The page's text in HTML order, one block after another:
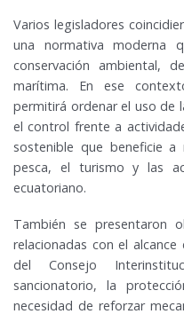
Varios legisladores
una normativa moderna
conservación ambiental,
marítima. En ese
permitirá ordenar el uso de
el control frente a
sostenible que beneficie
pesca, el turismo y las
ecuatoriano.
También se presentaron
relacionadas con el
del Consejo
sancionatorio, la
necesidad de reforzar